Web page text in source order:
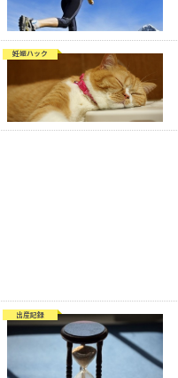
妊娠ハック
出産記録